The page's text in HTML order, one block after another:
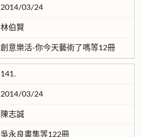
2014/03/24
林伯賢
創意樂活-你今天藝術了嗎等12冊
141.
2014/03/24
陳志誠
吳永良畫集等122冊